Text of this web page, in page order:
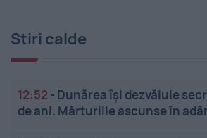
Stiri calde
12:52 - Dunărea își dezvăluie
de ani. Mărturiile ascunse în